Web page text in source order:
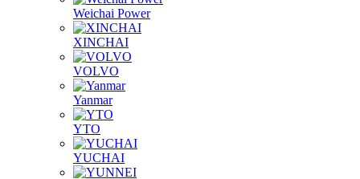
Weichai Power
XINCHAI
VOLVO
Yanmar
YTO
YUCHAI